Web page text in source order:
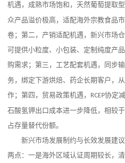
机遇，成熟市场饱和，天然葡萄提取型
众产品溢价极高，适配海外宗教食品
卷；第二，产销适配机遇，新兴市场
可提供小粒度、小包装、定制纯度产
购需求；第三，工艺配套机遇，同步
务，绑定下游烘焙、药企长期客户，
作；第四，贸易政策机遇， RCEP协定
石酸氢钾出口成本进一步降低，相较
占存量替代份额。
新兴市场发展制约与长效发展建
两点：一是海外区域认证周期较长，